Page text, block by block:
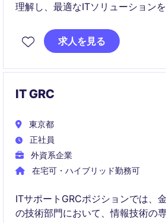
理解し、最適なITソリューション
新をサポートするポジションです。
求人を見る
IT GRC
東京都
正社員
外資系企業
在宅可・ハイブリッド勤務可
ITサポートGRCポジションでは、
の技術部門において、情報技術の